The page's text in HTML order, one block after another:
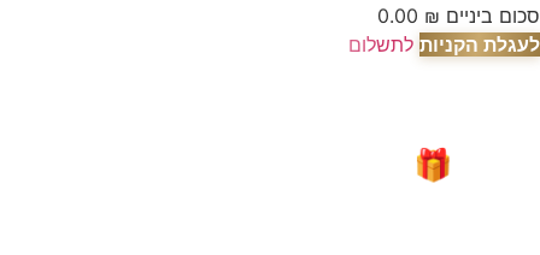
סכום ביניים ₪
לעגלת הקניות לתשלום
🎁 מבצע מיוחד לאור המצב